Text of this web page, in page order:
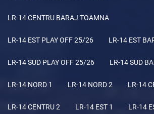
LR-14 CENTRU BARAJ TOAMNA
LR-14 EST PLAY OFF 25/26 LR-14 EST
LR-14 SUD PLAY OFF 25/26 LR-14 SUD
LR-14 NORD 1 LR-14 NORD 2 LR-14
LR-14 CENTRU 2 LR-14 EST 1 LR-14